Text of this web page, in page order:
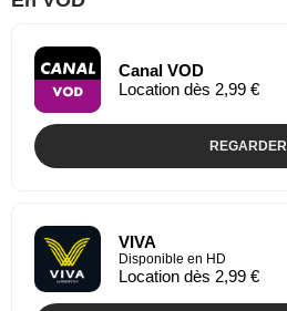
Canal VOD
Location dès 2,99 €
REGARDER
VIVA
Disponible en HD
Location dès 2,99 €